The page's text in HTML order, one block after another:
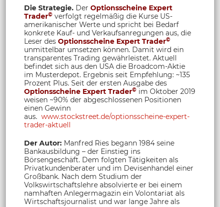
Die Strategie. Der Optionsscheine Expert
Trader© verfolgt regelmäßig die Kurse US-
amerikanischer Werte und spricht bei Bedarf
konkrete Kauf- und Verkaufsanregungen aus, die
Leser des Optionsscheine Expert Trader©
unmittelbar umsetzen können. Damit wird ein
transparentes Trading gewährleistet. Aktuell
befindet sich aus den USA die Broadcom-Aktie
im Musterdepot. Ergebnis seit Empfehlung: ~135
Prozent Plus. Seit der ersten Ausgabe des
Optionsscheine Expert Trader© im Oktober 2019
weisen ~90% der abgeschlossenen Positionen
einen Gewinn
aus. www.stockstreet.de/optionsscheine-expert-
trader-aktuell
Der Autor: Manfred Ries begann 1984 seine
Bankausbildung – der Einstieg ins
Börsengeschäft. Dem folgten Tätigkeiten als
Privatkundenberater und im Devisenhandel einer
Großbank. Nach dem Studium der
Volkswirtschaftslehre absolvierte er bei einem
namhaften Anlegermagazin ein Volontariat als
Wirtschaftsjournalist und war lange Jahre als